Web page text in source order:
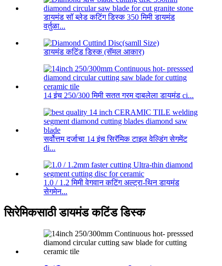
डायमंड सॉ ब्लेड कटिंग डिस्क 350 मिमी डायमंड
वर्तुळा...
डायमंड कटिंड डिस्क (सॅमल आकार)
14 इंच 250/300 मिमी सतत गरम दाबलेला डायमंड ci...
सर्वोत्तम दर्जाचा 14 इंच सिरॅमिक टाइल वेल्डिंग सेगमेंट
di...
1.0 / 1.2 मिमी वेगवान कटिंग अल्ट्रा-थिन डायमंड
सेगमेन...
सिरेमिकसाठी डायमंड कटिंड डिस्क